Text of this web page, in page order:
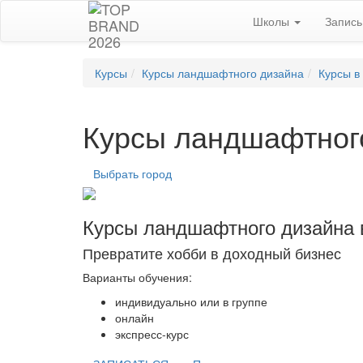
Школы
Курсы Курсы ландшафтного дизайна Курсы
Курсы
Выбрать город
Курсы ландшафтного дизайна
Превратите хобби в доходный бизнес
Варианты обучения:
индивидуально или в группе
онлайн
экспресс-курс